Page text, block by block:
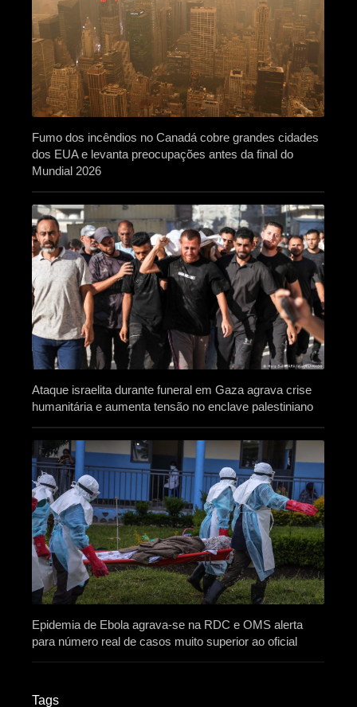
Fumo dos incêndios no Canadá cobre grandes cidades
dos EUA e levanta preocupações antes da final do
Mundial 2026
Ataque israelita durante funeral em Gaza agrava crise
humanitária e aumenta tensão no enclave palestiniano
Epidemia de Ebola agrava-se na RDC e OMS alerta
para número real de casos muito superior ao oficial
Tags